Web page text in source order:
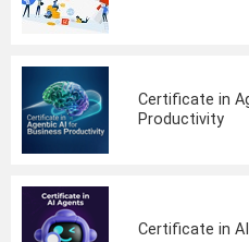
Certificate in
Productivity
Certificate in